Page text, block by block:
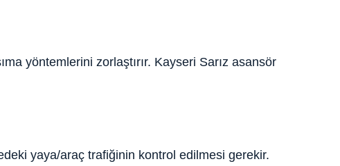
yöntemlerini zorlaştırır. Kayseri Sarız asansör
yaya/araç trafiğinin kontrol edilmesi gerekir.